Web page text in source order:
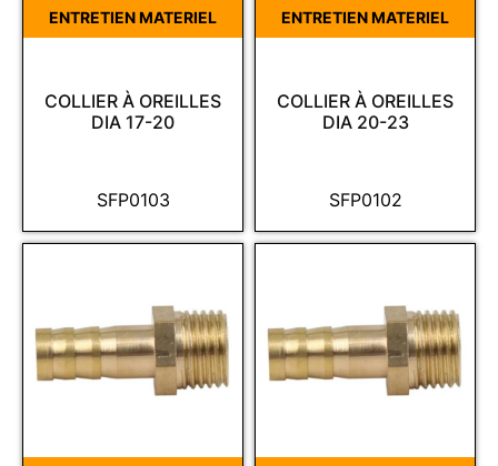
SFP0103
COLLIER À OREILLES
DIA 17-20
ENTRETIEN MATERIEL
SFP0102
COLLIER À OREILLES
DIA 20-23
ENTRETIEN MATERIEL